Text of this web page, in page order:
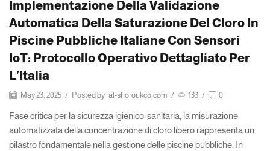
Implementazione Della Validazione
Automatica Della Saturazione Del Cloro In
Piscine Pubbliche Italiane Con Sensori
IoT: Protocollo Operativo Dettagliato Per
L’Italia
May 23, 2025 / Posted by al-shoroukco.com / 133 / 0
Fase critica per la sicurezza igienico-sanitaria, la misurazione
automatizzata della concentrazione di cloro libero rappresenta un
pilastro fondamentale nella gestione delle piscine pubbliche. In